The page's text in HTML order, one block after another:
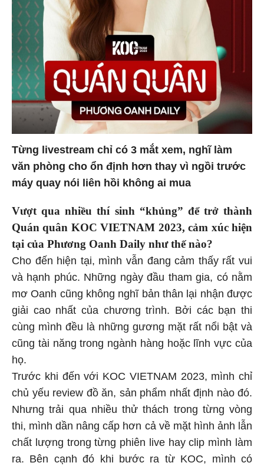
Từng livestream chỉ có 3 mắt xem, nghĩ làm
văn phòng cho ổn định hơn thay vì ngồi trước
máy quay nói liên hồi không ai mua
Vượt qua nhiều thí sinh “khủng” để trở thành
Quán quân KOC VIETNAM 2023, cảm xúc hiện
tại của Phương Oanh Daily như thế nào?
Cho đến hiện tại, mình vẫn đang cảm thấy rất vui
và hạnh phúc. Những ngày đầu tham gia, có nằm
mơ Oanh cũng không nghĩ bản thân lại nhận được
giải cao nhất của chương trình. Bởi các bạn thi
cùng mình đều là những gương mặt rất nổi bật và
cũng tài năng trong ngành hàng hoặc lĩnh vực của
họ.
Trước khi đến với KOC VIETNAM 2023, mình chỉ
chủ yếu review đồ ăn, sản phẩm nhất định nào đó.
Nhưng trải qua nhiều thử thách trong từng vòng
thi, mình dần nâng cấp hơn cả về mặt hình ảnh lẫn
chất lượng trong từng phiên live hay clip mình làm
ra. Bên cạnh đó khi bước ra từ KOC, mình có